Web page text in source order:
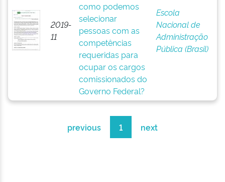
2019-
11
como podemos
selecionar
pessoas com as
competências
requeridas para
ocupar os cargos
comissionados do
Governo Federal?
Escola
Nacional de
Administração
Pública (Brasil)
previous 1 next